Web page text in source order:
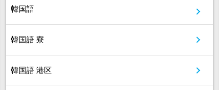
韓国語
韓国語 寮
韓国語 港区